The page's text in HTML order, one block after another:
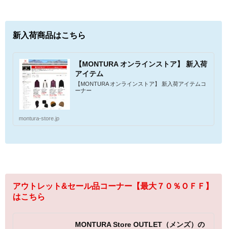
新入荷商品はこちら
【MONTURA オンラインストア】 新入荷
アイテム
【MONTURA オンラインストア】 新入荷アイテムコ
ーナー
montura-store.jp
アウトレット&セール品コーナー【最大７０％ＯＦＦ】
はこちら
MONTURA Store OUTLET（メンズ）の